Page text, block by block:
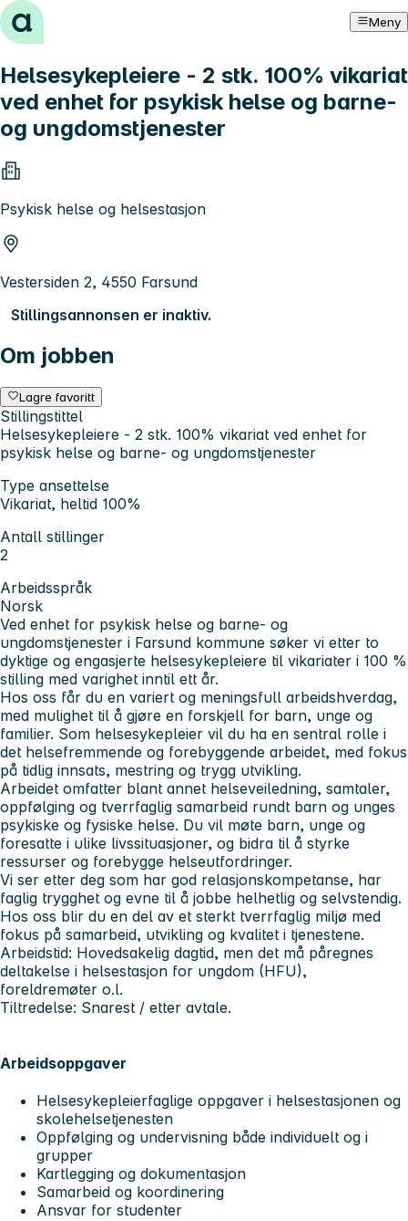
Hopp til innhold Meny
Helsesykepleiere - 2 stk. 100% vikariat
ved enhet for psykisk helse og barne-
og ungdomstjenester
Psykisk helse og helsestasjon
Vestersiden 2, 4550 Farsund
Stillingsannonsen er inaktiv.
Om jobben
Lagre favoritt
Stillingstittel
Helsesykepleiere - 2 stk. 100% vikariat ved enhet for
psykisk helse og barne- og ungdomstjenester
Type ansettelse
Vikariat, heltid 100%
Antall stillinger
2
Arbeidsspråk
Norsk
Ved enhet for psykisk helse og barne- og
ungdomstjenester i Farsund kommune søker vi etter to
dyktige og engasjerte helsesykepleiere til vikariater i 100 %
stilling med varighet inntil ett år.
Hos oss får du en variert og meningsfull arbeidshverdag,
med mulighet til å gjøre en forskjell for barn, unge og
familier. Som helsesykepleier vil du ha en sentral rolle i
det helsefremmende og forebyggende arbeidet, med fokus
på tidlig innsats, mestring og trygg utvikling.
Arbeidet omfatter blant annet helseveiledning, samtaler,
oppfølging og tverrfaglig samarbeid rundt barn og unges
psykiske og fysiske helse. Du vil møte barn, unge og
foresatte i ulike livssituasjoner, og bidra til å styrke
ressurser og forebygge helseutfordringer.
Vi ser etter deg som har god relasjonskompetanse, har
faglig trygghet og evne til å jobbe helhetlig og selvstendig.
Hos oss blir du en del av et sterkt tverrfaglig miljø med
fokus på samarbeid, utvikling og kvalitet i tjenestene.
Arbeidstid: Hovedsakelig dagtid, men det må påregnes
deltakelse i helsestasjon for ungdom (HFU),
foreldremøter o.l.
Tiltredelse: Snarest / etter avtale.
Arbeidsoppgaver
Helsesykepleierfaglige oppgaver i helsestasjonen og
skolehelsetjenesten
Oppfølging og undervisning både individuelt og i
grupper
Kartlegging og dokumentasjon
Samarbeid og koordinering
Ansvar for studenter